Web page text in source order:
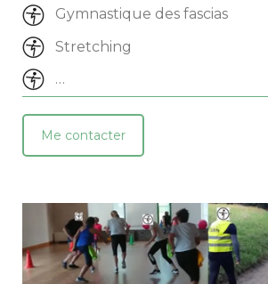
Gymnastique des fascia
Stretching
…
Me contacter